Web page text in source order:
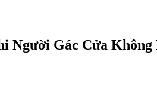
Người Gác Cửa